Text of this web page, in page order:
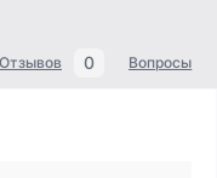
Отзывов 0 Вопросы